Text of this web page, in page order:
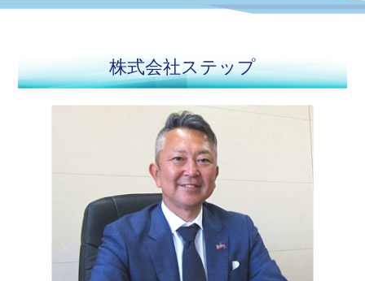
営業と拠点
関連会社 取引先紹介
株式会社ステップ